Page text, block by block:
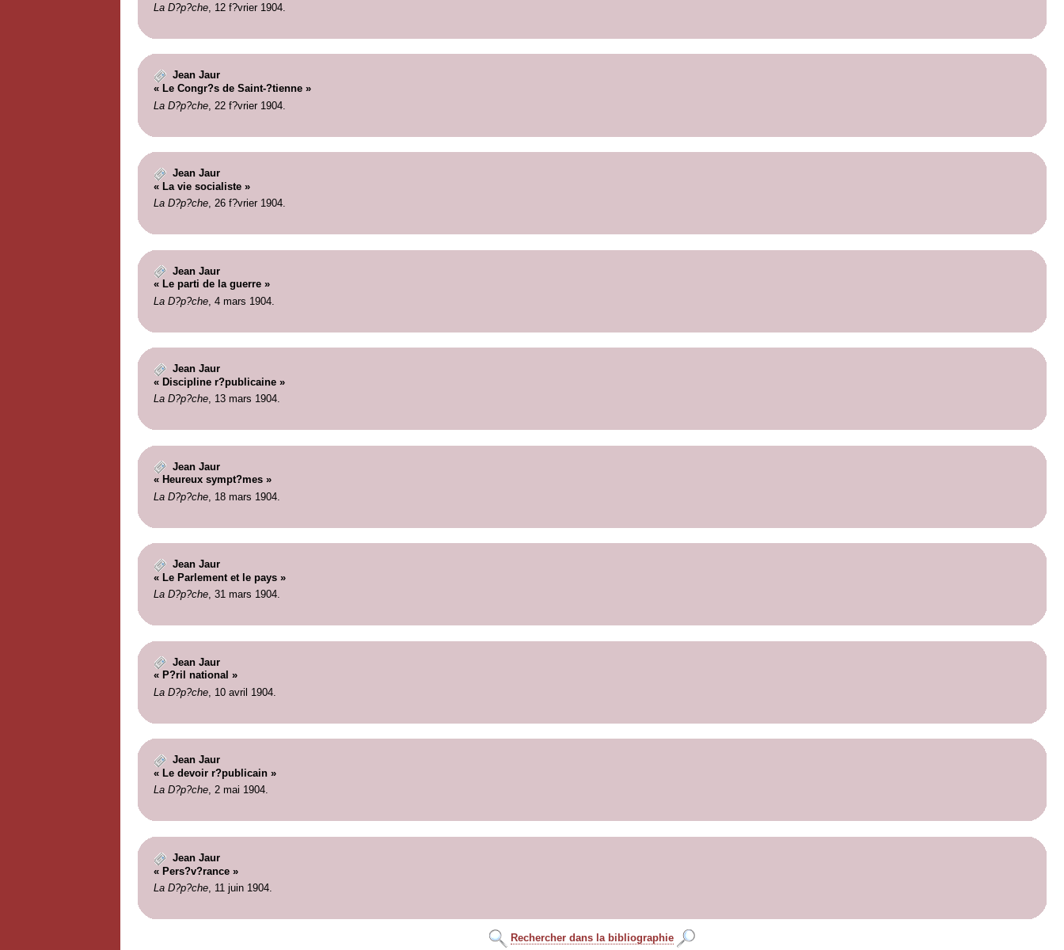
La D?p?che, 12 f?vrier 1904.
Jean Jaur
« Le Congr?s de Saint-?tienne »
La D?p?che, 22 f?vrier 1904.
Jean Jaur
« La vie socialiste »
La D?p?che, 26 f?vrier 1904.
Jean Jaur
« Le parti de la guerre »
La D?p?che, 4 mars 1904.
Jean Jaur
« Discipline r?publicaine »
La D?p?che, 13 mars 1904.
Jean Jaur
« Heureux sympt?mes »
La D?p?che, 18 mars 1904.
Jean Jaur
« Le Parlement et le pays »
La D?p?che, 31 mars 1904.
Jean Jaur
« P?ril national »
La D?p?che, 10 avril 1904.
Jean Jaur
« Le devoir r?publicain »
La D?p?che, 2 mai 1904.
Jean Jaur
« Pers?v?rance »
La D?p?che, 11 juin 1904.
Rechercher dans la bibliographie